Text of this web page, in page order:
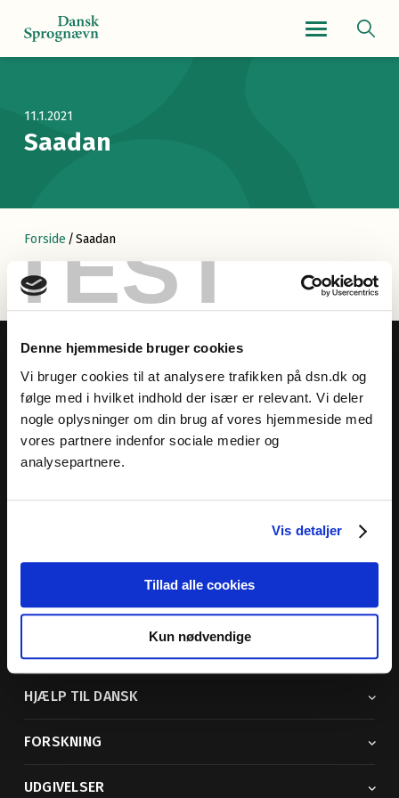
TEST
Denne hjemmeside bruger cookies
Vi bruger cookies til at analysere trafikken på dsn.dk og
følge med i hvilket indhold der især er relevant. Vi deler
nogle oplysninger om din brug af vores hjemmeside med
vores partnere indenfor sociale medier og
analysepartnere.
Vis detaljer
Tillad alle cookies
Kun nødvendige
Navigationsmenu
11.1.2021
Saadan
Forside /Saadan
Dansk Sprognævn
Adelgade 119 B
5400 Bogense
· adm@dsn.dk
HJÆLP TIL DANSK
FORSKNING
UDGIVELSER